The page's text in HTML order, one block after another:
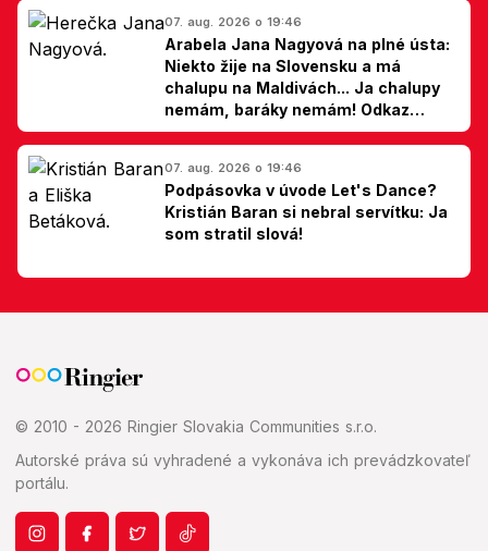
07. aug. 2026 o 19:46
Arabela Jana Nagyová na plné ústa:
Niekto žije na Slovensku a má
chalupu na Maldivách... Ja chalupy
nemám, baráky nemám! Odkaz
Slovákom
07. aug. 2026 o 19:46
Podpásovka v úvode Let's Dance?
Kristián Baran si nebral servítku: Ja
som stratil slová!
© 2010 - 2026 Ringier Slovakia Communities s.r.o.
Autorské práva sú vyhradené a vykonáva ich prevádzkovateľ
portálu.